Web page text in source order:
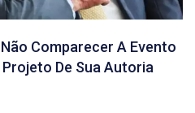
Comparecer A Evento
Projeto De Sua Autoria